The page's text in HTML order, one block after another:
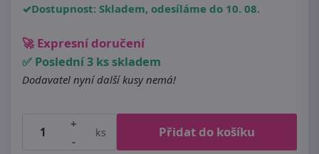
Dostupnost: Skladem, odesíláme do 10. 08.
🚀 Expresní doručení
✅ Poslední 3 ks skladem
Dodavatel nyní další kusy nemá!
+
-
ks Přidat do košíku